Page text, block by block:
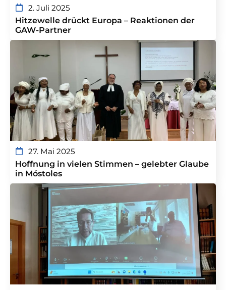
2. Juli 2025
Hitzewelle drückt Europa – Reaktionen der
GAW-Partner
27. Mai 2025
Hoffnung in vielen Stimmen – gelebter Glaube
in Móstoles